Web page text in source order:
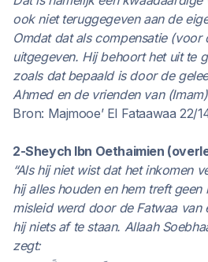
ook niet teruggegeven aan de
Omdat dat als compensatie (voor
uitgegeven. Hij behoort het uit te
zoals dat bepaald is door de
Ahmed en de vrienden van
Bron: Majmooe’ El Fataawaa 22/
2-Sheych Ibn Oethaimien
“Als hij niet wist dat het inkomen
hij alles houden en hem treft
misleid werd door de Fatwaa van
hij niets af te staan. Allaah
zegt: